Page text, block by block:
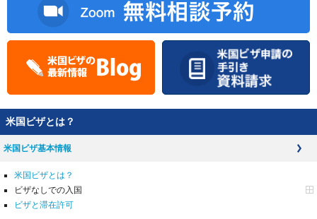
米国ビザとは？
米国ビザ基本情報
米国ビザとは？
ビザなしでの入国
ビザと滞在許可